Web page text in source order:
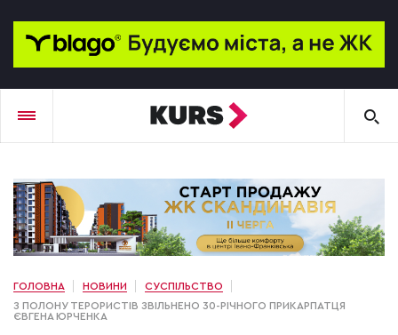
ГОЛОВНА НОВИНИ
СУСПІЛЬСТВО
З ПОЛОНУ ТЕРОРИСТІВ ЗВІЛЬНЕНО 30-РІЧНОГО ПРИКАРПАТЦЯ
ЄВГЕНА ЮРЧЕНКА